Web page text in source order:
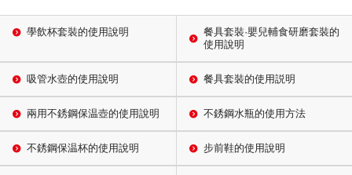
學飲杯套裝的使用說明
餐具套裝·嬰兒輔食研磨套裝的
使用說明
吸管水壺的使用說明 餐具套裝的使用説明
兩用不銹鋼保温壺的使用說明 不銹鋼水瓶的使用方法
不銹鋼保温杯的使用說明 步前鞋的使用說明